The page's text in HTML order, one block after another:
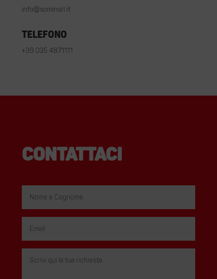
info@sominsrl.it
Telefono
+39 035 4871111
Contattaci